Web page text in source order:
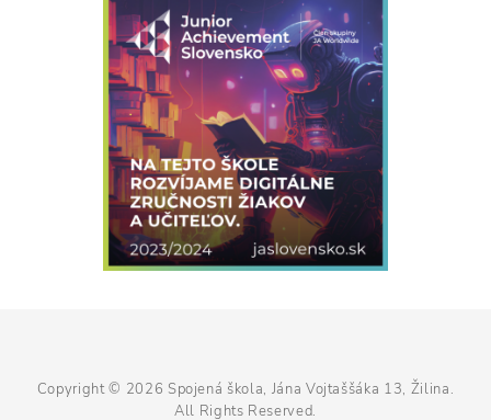
Copyright © 2026 Spojená škola, Jána Vojtaššáka 13, Žilina.
All Rights Reserved.